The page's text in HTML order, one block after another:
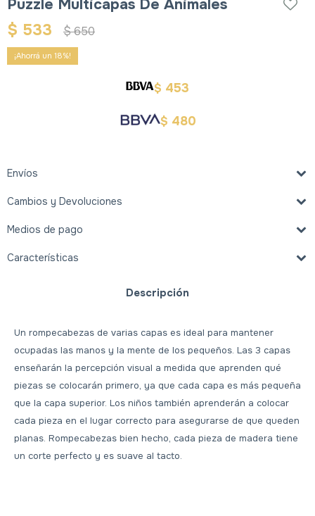
Puzzle Multicapas De Animales
$ 533 $650
18
$ 453
$ 480
Envíos
Cambios y Devoluciones
Medios de pago
Características
Descripción
Un rompecabezas de varias capas es ideal para mantener
ocupadas las manos y la mente de los pequeños. Las 3 capas
enseñarán la percepción visual a medida que aprenden qué
piezas se colocarán primero, ya que cada capa es más pequeña
que la capa superior. Los niños también aprenderán a colocar
cada pieza en el lugar correcto para asegurarse de que queden
planas. Rompecabezas bien hecho, cada pieza de madera tiene
un corte perfecto y es suave al tacto.